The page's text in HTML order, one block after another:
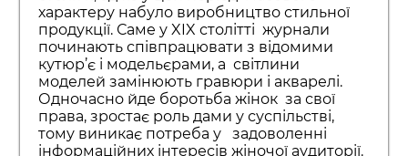
характеру набуло виробництво стильної
продукції. Саме у XIX столітті журнали
починають співпрацювати з відомими
кутюр’є і модельєрами, а світлини
моделей замінюють гравюри і акварелі.
Одночасно йде боротьба жінок за свої
права, зростає роль дами у суспільстві,
тому виникає потреба у задоволенні
інформаційних інтересів жіночої аудиторії.